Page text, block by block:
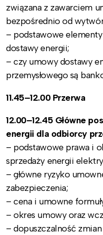
związana z zawarciem
bezpośrednio od
– podstawowe
dostawy energii;
– czy umowy dostawy
przemysłowego są
11.45–12.00 Przerwa
12.00–12.45 Główne
energii dla odbiorcy
– podstawowe prawa i
sprzedaży energii
– główne ryzyko
zabezpieczenia;
– cena i umowne
– okres umowy oraz
– dopuszczalność